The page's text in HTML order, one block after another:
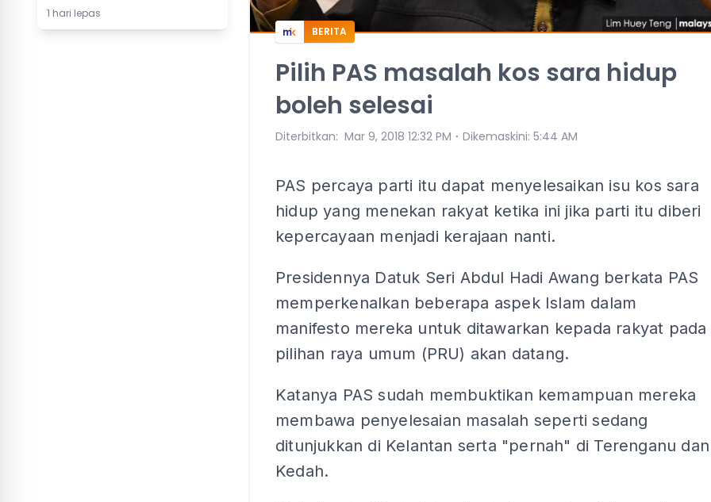
1 hari lepas
BERITA
Pilih PAS masalah kos sara hidup
boleh selesai
Diterbitkan: Mar 9, 2018 12:32 PM ⋅ Dikemaskini: 5:44 AM
PAS percaya parti itu dapat menyelesaikan isu kos sara
hidup yang menekan rakyat ketika ini jika parti itu diberi
kepercayaan menjadi kerajaan nanti.
Presidennya Datuk Seri Abdul Hadi Awang berkata PAS
memperkenalkan beberapa aspek Islam dalam
manifesto mereka untuk ditawarkan kepada rakyat pada
pilihan raya umum (PRU) akan datang.
Katanya PAS sudah membuktikan kemampuan mereka
membawa penyelesaian masalah seperti sedang
ditunjukkan di Kelantan serta "pernah" di Terenganu dan
Kedah.